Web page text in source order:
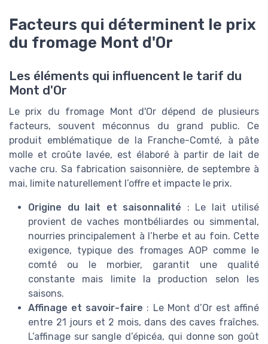
Facteurs qui déterminent le prix
du fromage Mont d'Or
Les éléments qui influencent le tarif du
Mont d'Or
Le prix du fromage Mont d'Or dépend de plusieurs
facteurs, souvent méconnus du grand public. Ce
produit emblématique de la Franche-Comté, à pâte
molle et croûte lavée, est élaboré à partir de lait de
vache cru. Sa fabrication saisonnière, de septembre à
mai, limite naturellement l’offre et impacte le prix.
Origine du lait et saisonnalité : Le lait utilisé
provient de vaches montbéliardes ou simmental,
nourries principalement à l’herbe et au foin. Cette
exigence, typique des fromages AOP comme le
comté ou le morbier, garantit une qualité
constante mais limite la production selon les
saisons.
Affinage et savoir-faire : Le Mont d’Or est affiné
entre 21 jours et 2 mois, dans des caves fraîches.
L’affinage sur sangle d’épicéa, qui donne son goût